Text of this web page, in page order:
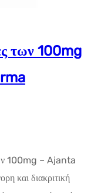
των 100mg
100mg – Ajanta
και διακριτική